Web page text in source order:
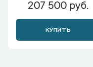
207 500 руб.
КУПИТЬ